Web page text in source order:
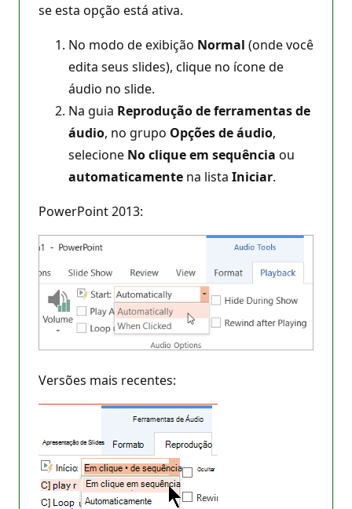
se esta opção está ativa.
No modo de exibição Normal (onde você
edita seus slides), clique no ícone de
áudio no slide.
Na guia Reprodução de ferramentas de
áudio, no grupo Opções de áudio,
selecione No clique em sequência ou
automaticamente na lista Iniciar.
PowerPoint 2013:
Versões mais recentes: